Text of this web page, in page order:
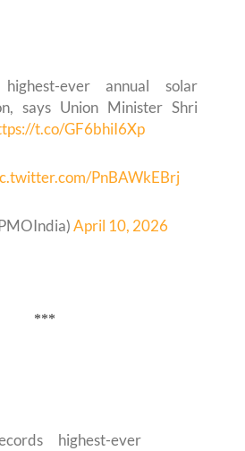
ever annual solar
says Union Minister Shri
t.co/GF6bhiI6Xp
PnBAWkEBrj
April 10, 2026
***
highest-ever